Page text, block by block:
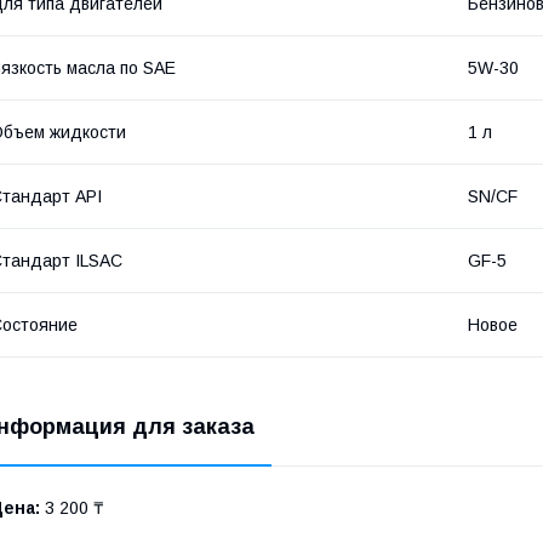
типа двигателей
масла по SAE 5W-30
жидкости 1 л
API SN/CF
ILSAC GF-5
Новое
для заказа
3 200 ₸